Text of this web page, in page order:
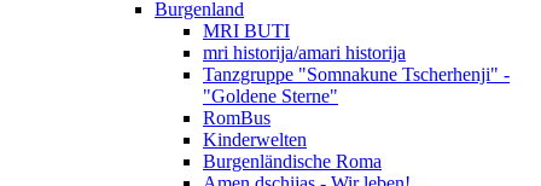
Burgenland
MRI BUTI
mri historija/amari historija
Tanzgruppe "Somnakune Tscherhenji" -
"Goldene Sterne"
RomBus
Kinderwelten
Burgenländische Roma